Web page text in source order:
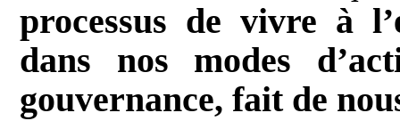
processus de vivre à
dans nos modes
gouvernance, fait de